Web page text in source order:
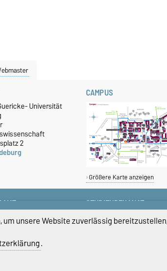
Universität
2
CAMPUS
Größere Karte anzeigen
58423
58422
58421
ww@ovgu.de
STUDIENDEKANAT
studiendekan-
unsere Website zuverlässig
.